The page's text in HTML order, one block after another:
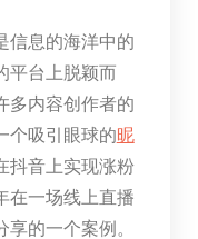
信息的海洋中的
平台上脱颖而
多内容创作者的
个吸引眼球的昵
抖音上实现涨粉
在一场线上直播
的一个案例。